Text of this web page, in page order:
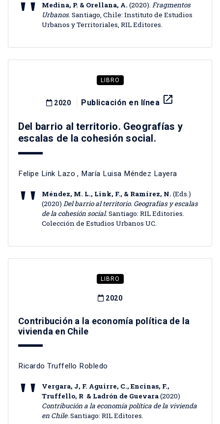
Medina, P. & Orellana, A. (2020). Fragmentos
Urbanos. Santiago, Chile: Instituto de Estudios
Urbanos y Territoriales, RIL Editores.
LIBRO
2020 Publicación en línea launch
Del barrio al territorio. Geografías y
escalas de la cohesión social.
Felipe Link Lazo , María Luisa Méndez Layera
Méndez, M. L., Link, F., & Ramírez, N. (Eds.)
(2020) Del barrio al territorio. Geografías y escalas
de la cohesión social.Santiago: RIL Editories.
Colección de Estudios Urbanos UC.
LIBRO
2020
Contribución a la economía política de la
vivienda en Chile
Ricardo Truffello Robledo
Vergara, J, F. Aguirre, C., Encinas, F.,
Truffello, R & Ladrón de Guevara(2020)
Contribución a la economía política de la vivienda
en Chile.Santiago: RIL Editores.